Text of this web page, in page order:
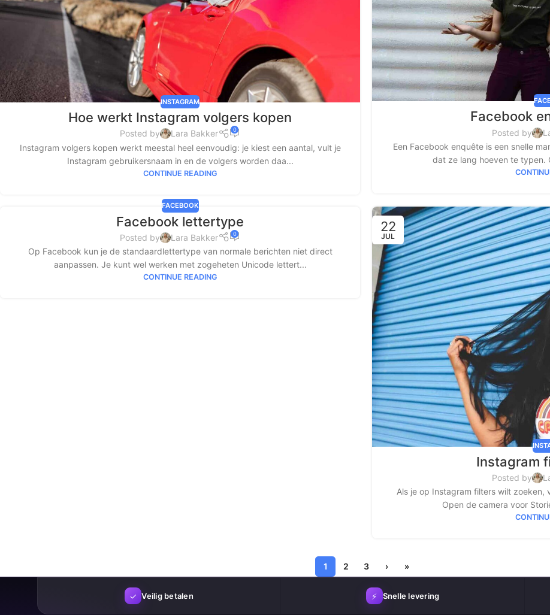
INSTAGRAM
Hoe werkt Instagram volgers kopen
Posted by Lara Bakker 0
Instagram volgers kopen werkt meestal heel eenvoudig: je kiest een aantal, vult je
Instagram gebruikersnaam in en de volgers worden daa...
CONTINUE READING
Facebook
Posted by
Een Facebook enquête is een snelle
dat ze lang hoeven te typen.
FACEBOOK
Facebook lettertype
Posted by Lara Bakker 0
Op Facebook kun je de standaardlettertype van normale berichten niet direct
aanpassen. Je kunt wel werken met zogeheten Unicode lettert...
CONTINUE READING
22
JUL
Instagram
Posted by
Als je op Instagram filters wilt
Open de camera voor
1 2 3 › »
✓ Veilig betalen ⚡ Snelle levering